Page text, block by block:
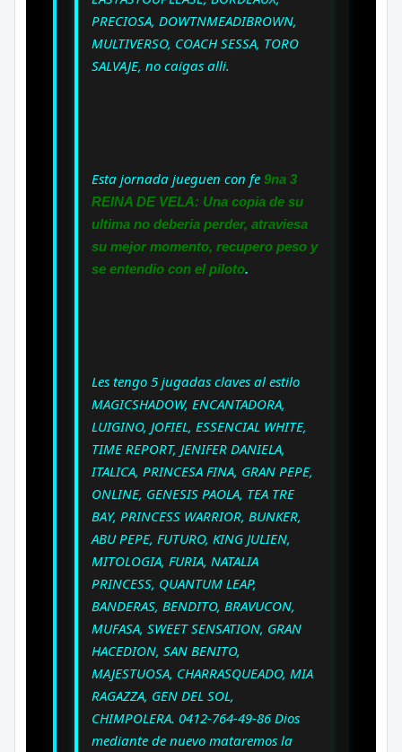
PRECIOSA, DOWTNMEADIBROWN,
MULTIVERSO, COACH SESSA, TORO
SALVAJE, no caigas alli.
Esta jornada jueguen con fe 9na 3
REINA DE VELA: Una copia de su
ultima no deberia perder, atraviesa
su mejor momento, recupero peso y
se entendio con el piloto.
Les tengo 5 jugadas claves al estilo
MAGICSHADOW, ENCANTADORA,
LUIGINO, JOFIEL, ESSENCIAL WHITE,
TIME REPORT, JENIFER DANIELA,
ITALICA, PRINCESA FINA, GRAN PEPE,
ONLINE, GENESIS PAOLA, TEA TRE
BAY, PRINCESS WARRIOR, BUNKER,
ABU PEPE, FUTURO, KING JULIEN,
MITOLOGIA, FURIA, NATALIA
PRINCESS, QUANTUM LEAP,
BANDERAS, BENDITO, BRAVUCON,
MUFASA, SWEET SENSATION, GRAN
HACEDION, SAN BENITO,
MAJESTUOSA, CHARRASQUEADO, MIA
RAGAZZA, GEN DEL SOL,
CHIMPOLERA. 0412-764-49-86 Dios
mediante de nuevo mataremos la